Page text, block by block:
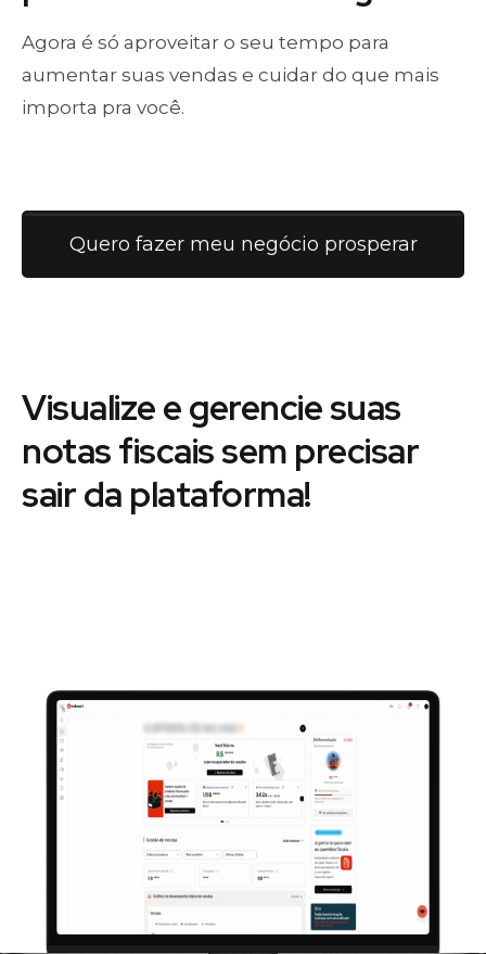
Agora é só aproveitar o seu tempo para
aumentar suas vendas e cuidar do que mais
importa pra você.
Quero fazer meu negócio prosperar
Visualize e gerencie suas
notas fiscais sem precisar
sair da plataforma!